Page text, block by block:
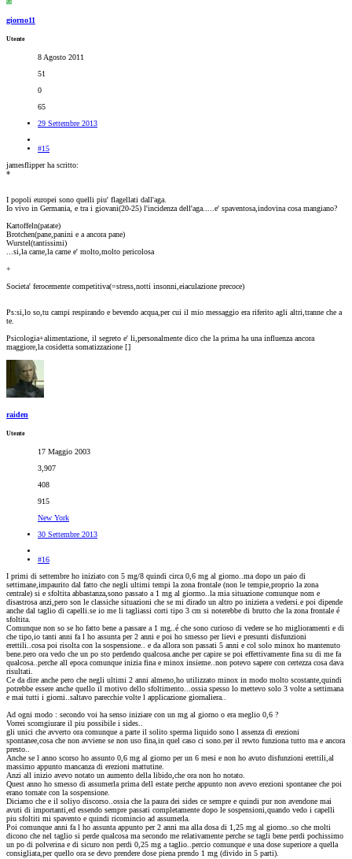
giorno11
Utente
8 Agosto 2011
51
0
65
29 Settembre 2013
#15
jamesflipper ha scritto:
*
I popoli europei sono quelli piu' flagellati dall'aga.
Io vivo in Germania, e tra i giovani(20-25) l'incidenza dell'aga.....e' spaventosa,indovina cosa mangiano?
Kartoffeln(patate)
Brotchen(pane,panini e a ancora pane)
Wurstel(tantissimi)
...si,la carne,la carne e' molto,molto pericolosa
+
Societa' ferocemente competitiva(=stress,notti insonni,eiaculazione precoce)
Ps:si,lo so,tu campi respirando e bevendo acqua,per cui il mio messaggio era riferito agli altri,tranne che a
te.
Psicologia+alimentazione, il segreto e' li,personalmente dico che la prima ha una influenza ancora
maggiore,la cosidetta somatizzazione []
raiden
Utente
17 Maggio 2003
3,907
408
915
New York
30 Settembre 2013
#16
I primi di settembre ho iniziato con 5 mg/8 quindi circa 0,6 mg al giorno..ma dopo un paio di
settimane,impaurito dal fatto che negli ultimi tempi la zona frontale (non le tempie,proprio la zona
centrale) si e sfoltita abbastanza,sono passato a 1 mg al giormo..la mia situazione comunque nom e
disastrosa anzi,pero son le classiche situazioni che se mi dirado un altro po iniziera a vedersi.e poi dipende
anche dal taglio di capelli.se io me li tagliassi corti tipo 3 cm si noterebbe di brutto che la zona frontale é
sfoltita.
Comunque non so se ho fatto bene a passare a 1 mg..é che sono curioso di vedere se ho miglioramenti e di
che tipo,io tanti anni fa l ho assunta per 2 anni e poi ho smesso per lievi e presunti disfunzioni
erettili..cosa poi risolta con la sospensione.. e da allora son passati 5 anni e col solo minox ho mantenuto
bene.pero ora vedo che un po sto perdendo qualcosa.anche per capire se poi effettivamente fina su di me fa
qualcosa..perche all epoca comunque inizia fina e minox insieme..non potevo sapere con certezza cosa dava
risultati.
Ce da dire anche pero che negli ultimi 2 anni almeno,ho utilizzato minox in modo molto scostante,quindi
potrebbe essere anche quello il motivo dello sfoltimento...ossia spesso lo mettevo solo 3 volte a settimana
e mai tutti i giorni..saltavo parecchie volte l applicazione giornaliera..
Ad ogni modo : secondo voi ha senso iniziare con un mg al giorno o era meglio 0,6 ?
Vorrei scomgiurare il piu possibile i sides..
gli unici che avverto ora comunque a parte il solito sperma liquido sono l assenza di erezioni
spontanee,cosa che non avviene se non uso fina,in quel caso ci sono.per il rewto funziona tutto ma e ancora
presto..
Anche se l anno scorso ho assunto 0,6 mg al giorno per un 6 mesi e non ho avuto disfunzioni erettili,al
massimo appunto mancanza di erezioni mattutine.
Anzi all inizio avevo notato un aumento della libido,che ora non ho notato.
Quest anno ho smesso di assumerla prima dell estate perche appunto non avevo erezioni spontanee che poi
erano tornate con la sospensione.
Diciamo che e il soliyo discorso..ossia che la paura dei sides ce sempre e quindi pur non avendone mai
avuti di importanti,ed essendo sempre passati completamente dopo le sospensioni,quando vedo i capelli
piu sfoltiti mi spavento e quindi ricomincio ad assumerla.
Poi comunque anni fa l ho assunta appunto per 2 anni ma alla dosa di 1,25 mg al giorno..so che molti
dicono che nel taglio si perde qualcosa ma secondo me relativamente perche se tagli bene perdi pochissimo
un po di polverina e di sicuro non perdi 0,25 mg a taglio..percio comunque e una dose superiore a quella
consigliata,per quello ora se devo prendere dose piena prendo 1 mg (divido in 5 parti).